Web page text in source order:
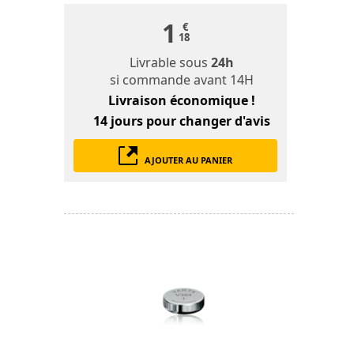
1 €
18
Livrable sous24h
si commande avant 14H
Livraison économique !
14 jours pour changer d'avis
AJOUTER AU PANIER